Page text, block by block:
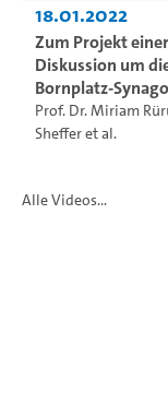
18.01.2022
Zum Projekt
Diskussion um
Bornplatz-
Prof. Dr. Miriam
Shefferet al.
Alle Videos...